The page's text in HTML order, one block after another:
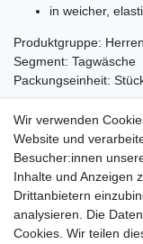
in weicher,
Produktgruppe: Herren
Segment: Tagwäsche
Packungseinheit:
Material:
95% Baumwolle
5% Elastan
Wir
Wir verwenden
Website und
Besucher:innen
Inhalte und Anzeigen
Drittanbietern
analysieren. Die
Cookies. Wir teilen